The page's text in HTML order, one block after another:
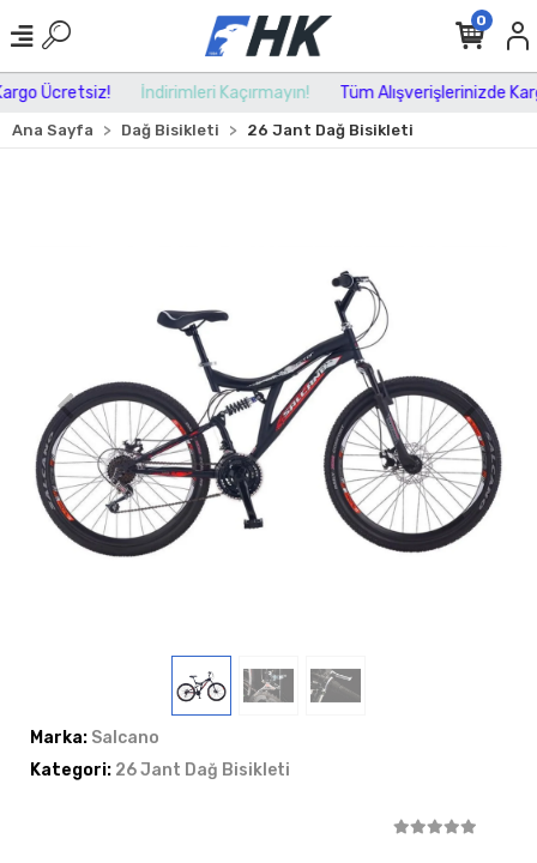
Ücretsiz! İndirimleri Kaçırmayın! Tüm Alışverişlerinizde
0
Ana Sayfa Dağ Bisikleti 26 Jant Dağ Bisikleti
Marka: Salcano
Kategori: 26 Jant Dağ Bisikleti